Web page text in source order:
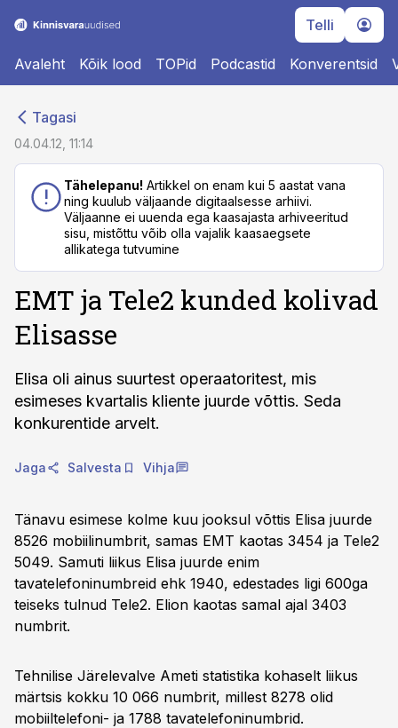
Telli
Avaleht Kõik lood TOPid Podcastid Konverentsid
Tagasi
04.04.12, 11:14
Tähelepanu! Artikkel on enam kui 5 aastat vana
ning kuulub väljaande digitaalsesse arhiivi.
Väljaanne ei uuenda ega kaasajasta arhiveeritud
sisu, mistõttu võib olla vajalik kaasaegsete
allikatega tutvumine
EMT ja Tele2 kunded kolivad
Elisasse
Elisa oli ainus suurtest operaatoritest, mis
esimeses kvartalis kliente juurde võttis. Seda
konkurentide arvelt.
Jaga Salvesta Vihja
Tänavu esimese kolme kuu jooksul võttis Elisa juurde
8526 mobiilinumbrit, samas EMT kaotas 3454 ja Tele2
5049. Samuti liikus Elisa juurde enim
tavatelefoninumbreid ehk 1940, edestades ligi 600ga
teiseks tulnud Tele2. Elion kaotas samal ajal 3403
numbrit.
Tehnilise Järelevalve Ameti statistika kohaselt liikus
märtsis kokku 10 066 numbrit, millest 8278 olid
mobiiltelefoni- ja 1788 tavatelefoninumbrid.